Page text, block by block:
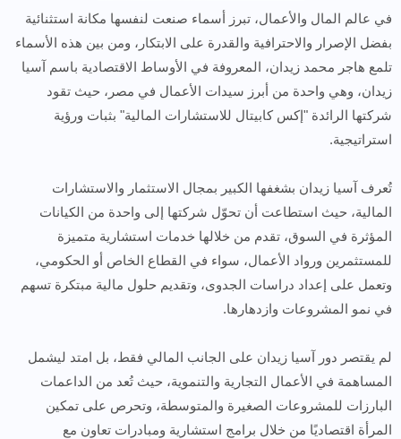
في عالم المال والأعمال، تبرز أسماء صنعت لنفسها مكانة استثنائية
بفضل الإصرار والاحترافية والقدرة على الابتكار، ومن بين هذه الأسماء
تلمع هاجر محمد زيدان، المعروفة في الأوساط الاقتصادية باسم آسيا
زيدان، وهي واحدة من أبرز سيدات الأعمال في مصر، حيث تقود
شركتها الرائدة "إكس كابيتال للاستشارات المالية" بثبات ورؤية
استراتيجية.
تُعرف آسيا زيدان بشغفها الكبير بمجال الاستثمار والاستشارات
المالية، حيث استطاعت أن تحوّل شركتها إلى واحدة من الكيانات
المؤثرة في السوق، تقدم من خلالها خدمات استشارية متميزة
للمستثمرين ورواد الأعمال، سواء في القطاع الخاص أو الحكومي،
وتعمل على إعداد دراسات الجدوى، وتقديم حلول مالية مبتكرة تسهم
في نمو المشروعات وازدهارها.
لم يقتصر دور آسيا زيدان على الجانب المالي فقط، بل امتد ليشمل
المساهمة في الأعمال التجارية والتنموية، حيث تُعد من الداعمات
البارزات للمشروعات الصغيرة والمتوسطة، وتحرص على تمكين
المرأة اقتصاديًا من خلال برامج استشارية ومبادرات تعاون مع